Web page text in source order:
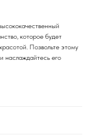
которое будет
Позвольте этому
наслаждайтесь его